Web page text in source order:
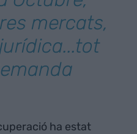
mercats,
ha estat